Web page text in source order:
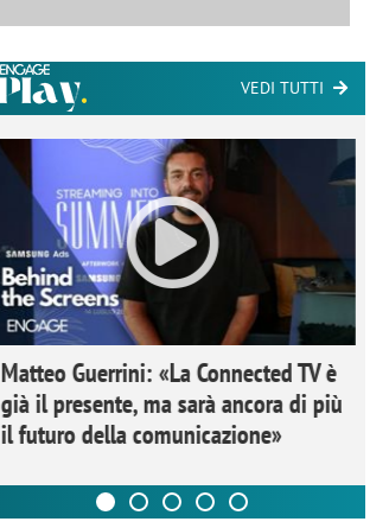
VEDI TUTTI
Matteo Guerrini: «La Connected TV è
già il presente, ma sarà ancora di più
il futuro della comunicazione»